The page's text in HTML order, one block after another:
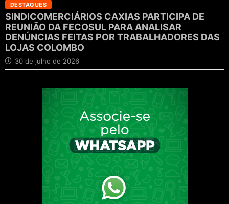
DESTAQUES
SINDICOMERCIÁRIOS CAXIAS PARTICIPA DE
REUNIÃO DA FECOSUL PARA ANALISAR
DENÚNCIAS FEITAS POR TRABALHADORES DAS
LOJAS COLOMBO
30 de julho de 2026